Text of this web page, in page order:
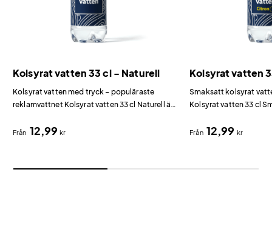
Kolsyrat vatten 33 cl - Naturell
Kolsyrat vatten med tryck – populäraste
reklamvattnet Kolsyrat vatten 33 cl Naturell är
Från 12,99kr
Kolsyrat vatten
Smaksatt kolsyrat
Kolsyrat vatten 33 cl
Från 12,99 kr